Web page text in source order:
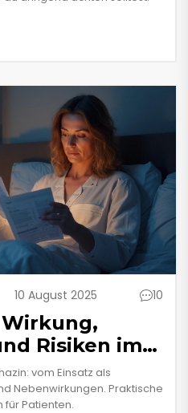
10 August 2025 10
Risiken im
vom Einsatz als
Nebenwirkungen. Praktische
für Patienten.